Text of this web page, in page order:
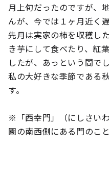
月上旬だったのですが、
んが、今では１ヶ月近く
先月は実家の柿を収穫し
き芋にして食べたり、紅
したが、あっという間でし
私の大好きな季節である
す。
※「西幸門」（にしさい
園の南西側にある門のこと